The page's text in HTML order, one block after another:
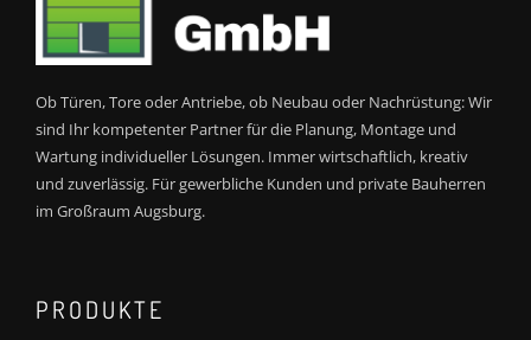
Ob Türen, Tore oder Antriebe, ob Neubau oder Nachrüstung: Wir
sind Ihr kompetenter Partner für die Planung, Montage und
Wartung individueller Lösungen. Immer wirtschaftlich, kreativ
und zuverlässig. Für gewerbliche Kunden und private Bauherren
im Großraum Augsburg.
PRODUKTE